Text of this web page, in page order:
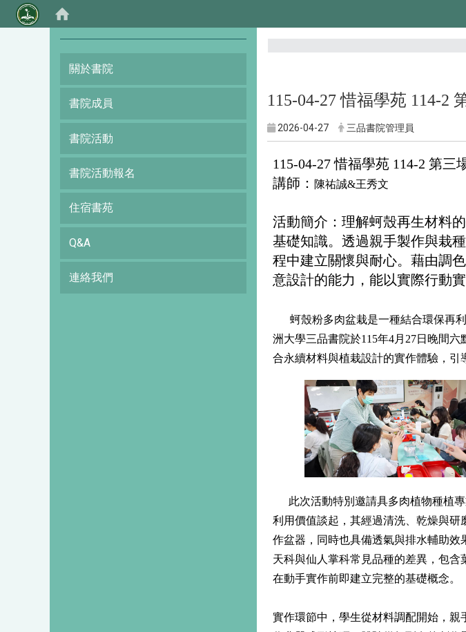
關於書院
書院成員
書院活動
書院活動報名
住宿書苑
Q&A
連絡我們
115-04-27 惜福學苑 114-2
2026-04-27 三品書院管理員
115-04-27 惜福學苑 114-2 第
講師： 陳祐誠&王秀文
活動簡介： 理解蚵殼再生材料
基礎知識。透過親手製作與栽
程中建立關懷與耐心。藉由調
意設計的能力，能以實際行動
蚵殼粉多肉盆栽是一種結合環保再
洲大學三品書院於115年4月27日晚間
合永續材料與植栽設計的實作體驗，引
此次活動特別邀請具多肉植物種植
利用價值談起，其經過清洗、乾燥與
作盆器，同時也具備透氣與排水輔助
天科與仙人掌科常見品種的差異，包
在動手實作前即建立完整的基礎概念。
實作環節中，學生從材料調配開始，